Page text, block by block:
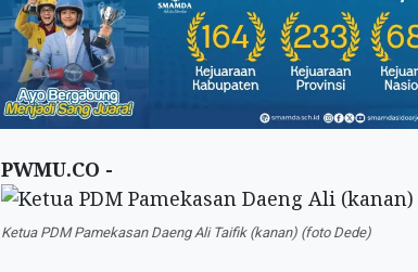
PWMU.CO -
Ketua PDM Pamekasan Daeng Ali Taifik (kanan) (foto Dede)